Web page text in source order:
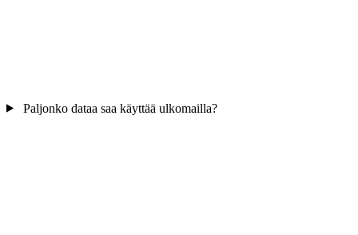
Paljonko dataa saa käyttää ulkomailla?